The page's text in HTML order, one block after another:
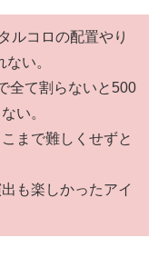
ルコロの配置やり
い。
全て割らないと500
い。
まで難しくせずと
も楽しかったアイ